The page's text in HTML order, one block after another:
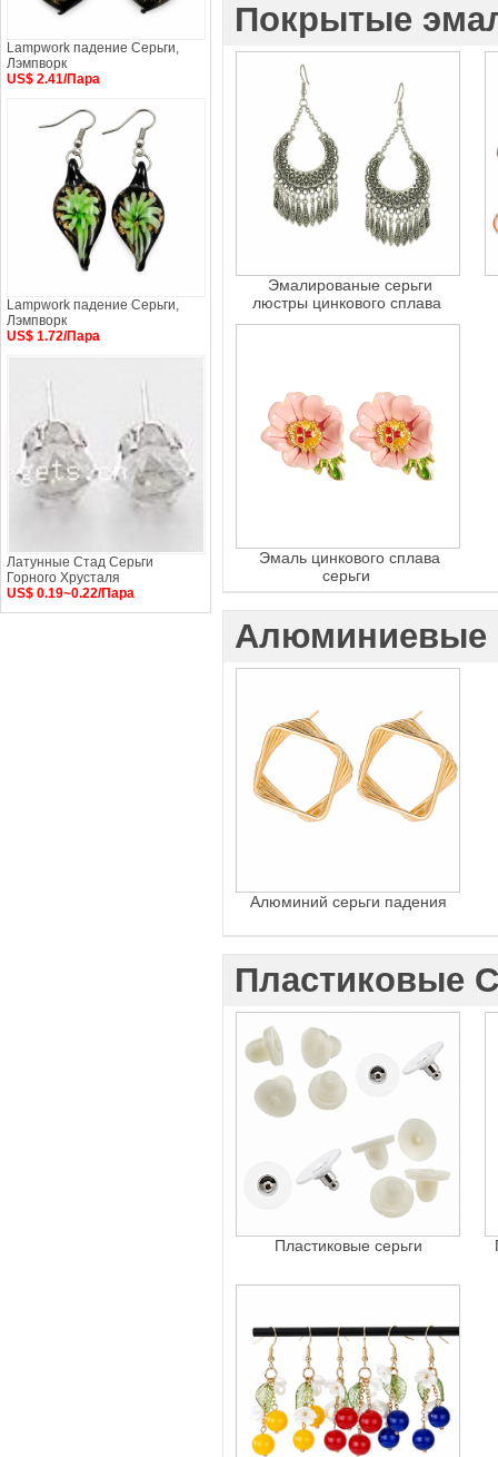
Покрытые
Эмалированые серьги
люстры цинкового сплава
Эмаль цинкового сплава
серьги
Алюминиевые
Алюминий серьги падения
Пластиковые
Пластиковые серьги
Lampwork падение Серьги,
Лэмпворк
US$ 2.41/Пара
Lampwork падение Серьги,
Лэмпворк
US$ 1.72/Пара
Латунные Стад Серьги
Горного Хрусталя
US$ 0.19~0.22/Пара